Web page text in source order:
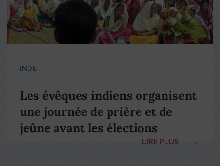
INDE
Les évêques indiens organisent
une journée de prière et de
jeûne avant les élections
LIRE PLUS →